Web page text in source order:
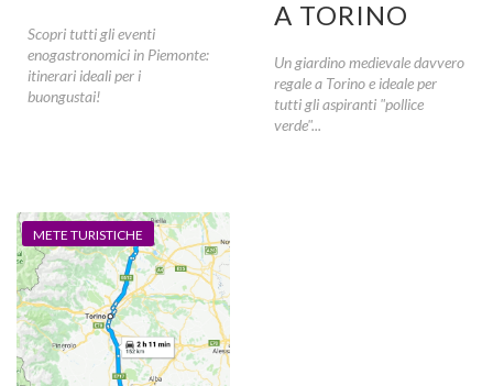
Scopri tutti gli eventi
enogastronomici in Piemonte:
itinerari ideali per i
buongustai!
A TORINO
Un giardino medievale davvero
regale a Torino e ideale per
tutti gli aspiranti "pollice
verde"...
METE TURISTICHE